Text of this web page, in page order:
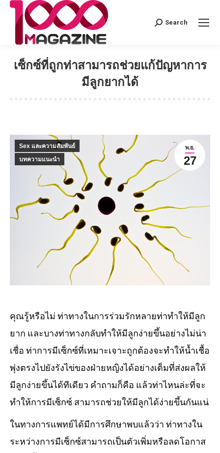
Search:
Search
เซ็กซ์ที่ถูกท่าสามารถช่วยแก้ปัญหาการ
มีลูกยากได้
พ.ย.
27
Sex และความสัมพันธ์
บทความแนะนำ
คุณรู้หรือไม่ ท่าทางในการร่วมรักหลายท่าทำให้มีลูก
ยาก และบางท่าทางกลับทำให้มีลูกง่ายขึ้นอย่างไม่น่า
เชื่อ ท่าการมีเซ็กซ์ที่เหมาะเจาะถูกต้องจะทำให้น้ำเชื้อ
พุ่งตรงไปยังรังไข่ของฝ่ายหญิงได้อย่างเต็มที่ส่งผลให้
มีลูกง่ายขึ้นได้ทีเดียว คำถามก็คือ แล้วท่าไหนล่ะที่จะ
ทำให้การมีเซ็กซ์ สามารถช่วยให้มีลูกได้ง่ายขึ้นกันแน่
ในทางการแพทย์ได้มีการศึกษาพบแล้วว่า ท่าทางใน
ระหว่างการมีเซ็กซ์สามารถเป็นตัวเพิ่มหรือลดโอกาส